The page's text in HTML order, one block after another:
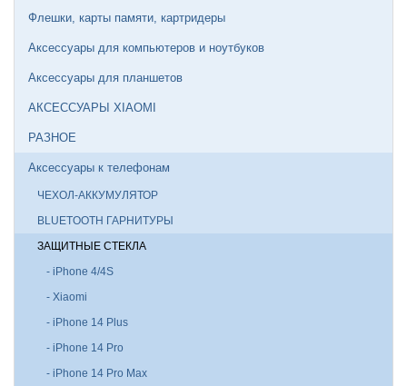
Флешки, карты памяти, картридеры
Аксессуары для компьютеров и ноутбуков
Аксессуары для планшетов
АКСЕССУАРЫ XIAOMI
РАЗНОЕ
Аксессуары к телефонам
ЧЕХОЛ-АККУМУЛЯТОР
BLUETOOTH ГАРНИТУРЫ
ЗАЩИТНЫЕ СТЕКЛА
- iPhone 4/4S
- Xiaomi
- iPhone 14 Plus
- iPhone 14 Pro
- iPhone 14 Pro Max